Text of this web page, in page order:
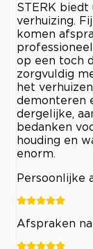
STERK
verhuizing.
komen
op een toch
zorgvuldig
het
demonteren
dergelijke,
bedanken
houding en
enorm.
Persoonlijke
Afspraken